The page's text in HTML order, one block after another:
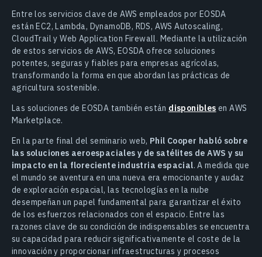
Entre los servicios clave de AWS empleados por EOSDA
están EC2, Lambda, DynamoDB, RDS, AWS Autoscaling,
CloudTrail y Web Application Firewall. Mediante la utilización
de estos servicios de AWS, EOSDA ofrece soluciones
potentes, seguras y fiables para empresas agrícolas,
transformando la forma en que abordan las prácticas de
agricultura sostenible.
Las soluciones de EOSDA también están disponibles en AWS
Marketplace.
En la parte final del seminario web, Phil Cooper habló sobre
las soluciones aeroespaciales y de satélites de AWS y su
impacto en la floreciente industria espacial. A medida que
el mundo se aventura en una nueva era emocionante y audaz
de exploración espacial, las tecnologías en la nube
desempeñan un papel fundamental para garantizar el éxito
de los esfuerzos relacionados con el espacio. Entre las
razones clave de su condición de indispensables se encuentra
su capacidad para reducir significativamente el coste de la
innovación y proporcionar infraestructuras y procesos